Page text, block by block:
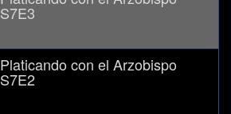
S7E3
Platicando con el Arzobispo
S7E2